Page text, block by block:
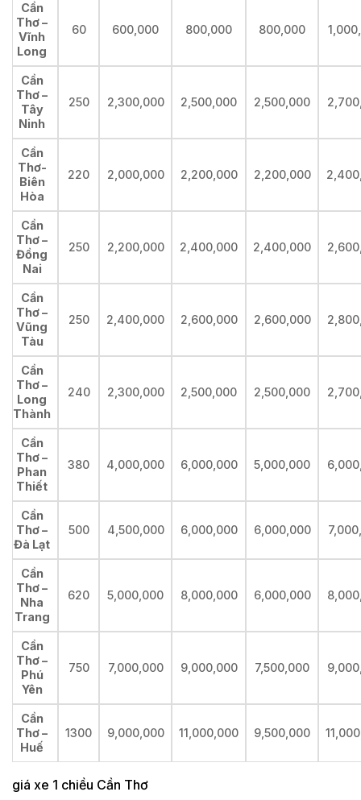
Cần
Thơ –
Vĩnh
Long
60 600,000 800,000 800,000
Cần
Thơ –
Tây
Ninh
250 2,300,000 2,500,000 2,500,000
Cần
Thơ-
Biên
Hòa
220 2,000,000 2,200,000 2,200,000
Cần
Thơ –
Đồng
Nai
250 2,200,000 2,400,000 2,400,000
Cần
Thơ –
Vũng
Tàu
250 2,400,000 2,600,000 2,600,000
Cần
Thơ –
Long
Thành
240 2,300,000 2,500,000 2,500,000
Cần
Thơ –
Phan
Thiết
380 4,000,000 6,000,000 5,000,000
Cần
Thơ –
Đà Lạt
500 4,500,000 6,000,000 6,000,000
Cần
Thơ –
Nha
Trang
620 5,000,000 8,000,000 6,000,000
Cần
Thơ –
Phú
Yên
750 7,000,000 9,000,000 7,500,000
Cần
Thơ –
Huế
1300 9,000,000 11,000,000 9,500,000
giá xe 1 chiều Cần Thơ